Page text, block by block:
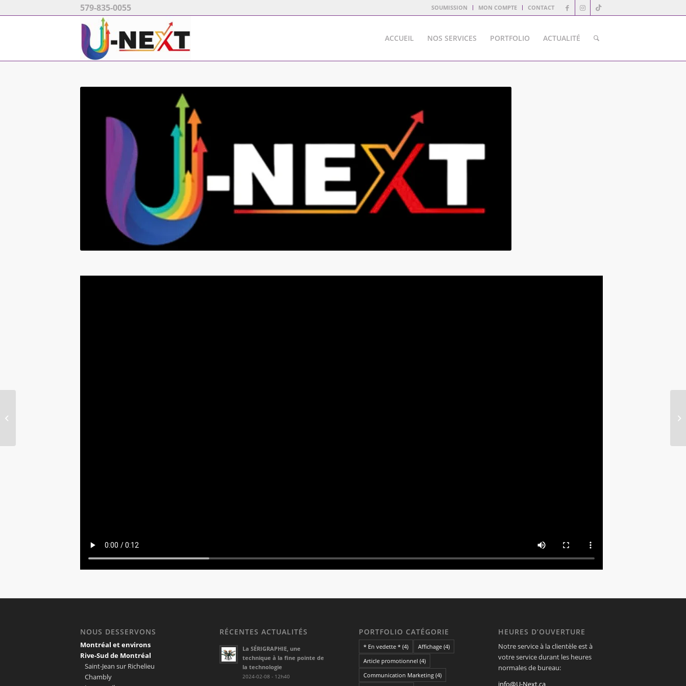
SOUMISSION MON COMPTE CONTACT
579-835-0055
ACCUEIL NOS SERVICES PORTFOLIO ACTUALITÉ
NOUS DESSERVONS
Montréal et environs
Rive-Sud de Montréal
Saint-Jean sur Richelieu
Chambly
RÉCENTES ACTUALITÉS
La SÉRIGRAPHIE, une
technique à la fine pointe de
la technologie
2024-02-08 - 12h40
PORTFOLIO CATÉGORIE
* En vedette *(4) Affichage(4)
Article promotionnel (4)
Communication Marketing(4)
HEURES D’OUVERTURE
Notre service à la clientèle est à
votre service durant les heures
normales de bureau:
info@U-Next.ca